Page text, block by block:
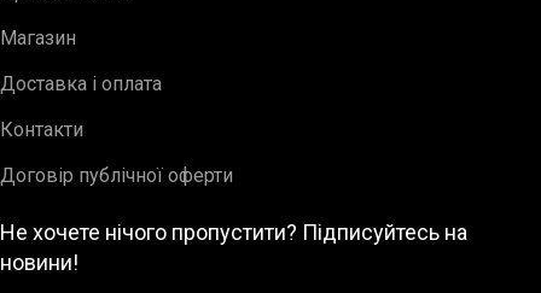
Магазин
Доставка і оплата
Контакти
Договір публічної оферти
Не хочете нічого пропустити? Підписуйтесь на
новини!